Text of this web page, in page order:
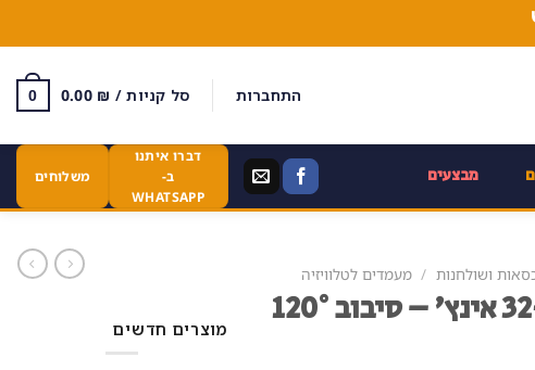
התחברות סל קניות / 0.00 ₪
0
מבצעים
דברו איתנו
ב-
WHATSAPP
משלוחים
ושולחנות / מעמדים לטלוויזיה
מתקן תליית טלוויזיה 32-80 אינץ' – סיבוב 120°
מוצרים חדשים